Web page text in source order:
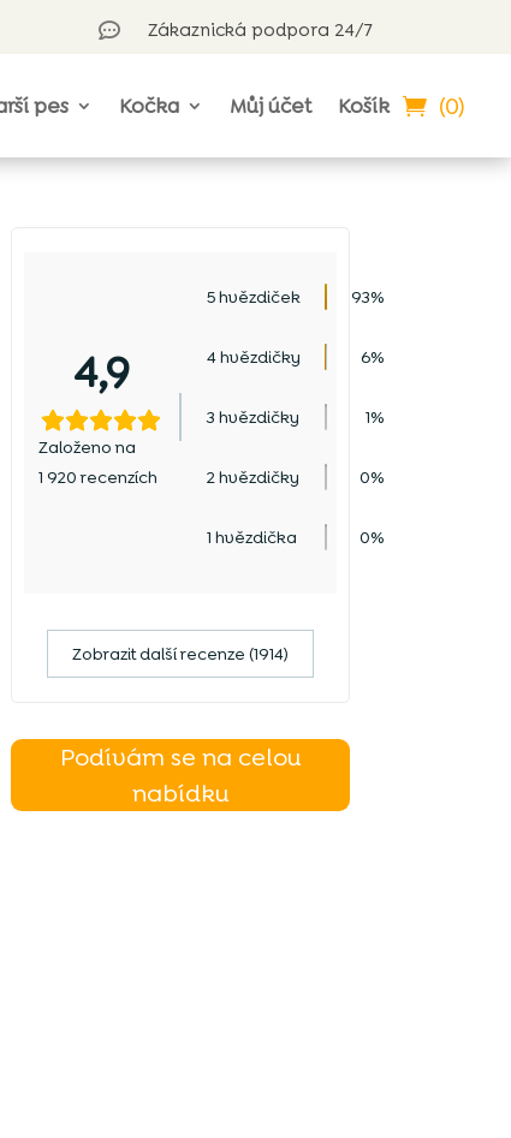
 Zákaznická podpora 24/7
pes Kočka Můj účet Košík (0)
4,9
Založeno na
1 920 recenzích
5 hvězdiček 93%
4 hvězdičky 6%
3 hvězdičky 1%
2 hvězdičky 0%
1 hvězdička 0%
Zobrazit další recenze (1914)
Podívám se na celou
nabídku